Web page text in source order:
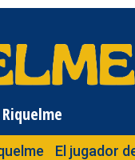
El jugador